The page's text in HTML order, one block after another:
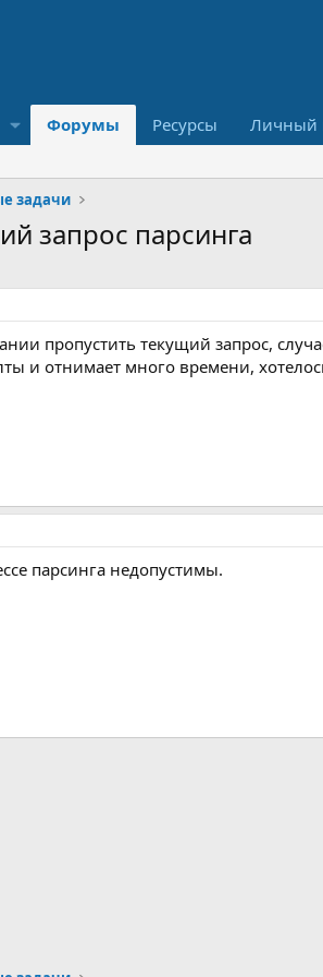
Форумы Ресурсы Личный
задачи
запрос парсинга
пропустить текущий запрос,
и отнимает много времени,
парсинга недопустимы.